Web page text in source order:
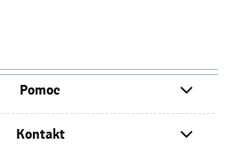
Pomoc
Kontakt